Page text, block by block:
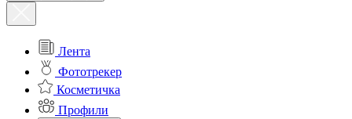
Лента
Фототрекер
Косметичка
Профили